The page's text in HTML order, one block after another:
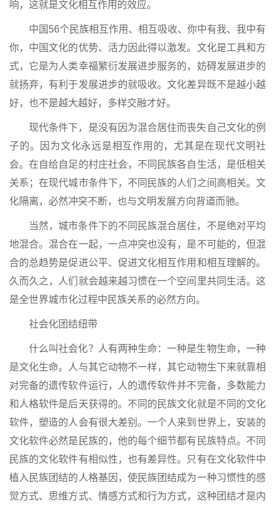
响，这就是文化相互作用的效应。
中国56个民族相互作用、相互吸收、你中有我、我中有
你，中国文化的优势、活力因此得以激发。文化是工具和方
式，它是为人类幸福繁衍发展进步服务的，妨碍发展进步的
就扬弃，有利于发展进步的就吸收。文化差异既不是越小越
好，也不是越大越好，多样交融才好。
现代条件下，是没有因为混合居住而丧失自己文化的例
子的。因为文化永远是相互作用的，尤其是在现代文明社
会。在自给自足的村庄社会，不同民族各自生活，是低相关
关系；在现代城市条件下，不同民族的人们之间高相关。文
化隔离，必然冲突不断，也与文明发展方向背道而驰。
当然，城市条件下的不同民族混合居住，不是绝对平均
地混合。混合在一起，一点冲突也没有，是不可能的，但混
合的总趋势是促进公平、促进文化相互作用和相互理解的。
久而久之，人们就会越来越习惯在一个空间里共同生活。这
是全世界城市化过程中民族关系的必然方向。
社会化团结纽带
什么叫社会化？人有两种生命：一种是生物生命，一种
是文化生命。人与其它动物不一样，其它动物生下来就靠相
对完备的遗传软件运行，人的遗传软件并不完备，多数能力
和人格软件是后天获得的。不同的民族文化就是不同的文化
软件，塑造的人会有很大差别。一个人来到世界上，安装的
文化软件必然是民族的，他的每个细节都有民族特点。不同
民族的文化软件有相似性，也有差异性。只有在文化软件中
植入民族团结的人格基因，使民族团结成为一种习惯性的感
觉方式、思维方式、情感方式和行为方式，这种团结才是内